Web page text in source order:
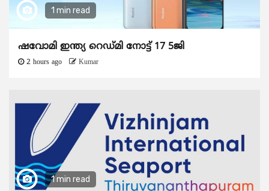
1 min read
ഷവോമി ഇന്ത്യ റെഡ്മി നോട്ട് 17 5ജി
2 hours ago Kumar
1 min read